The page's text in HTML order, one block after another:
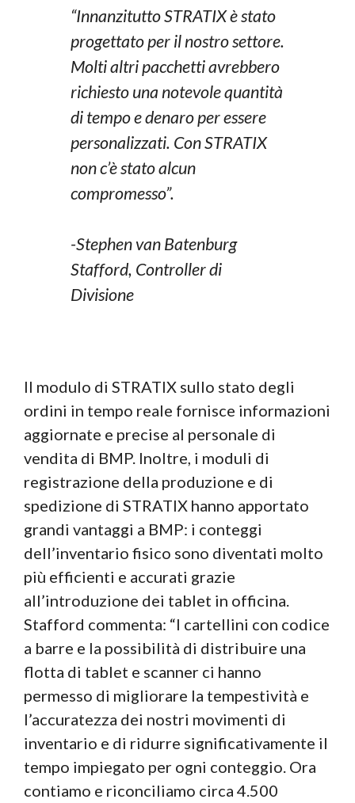
“Innanzitutto STRATIX è stato
progettato per il nostro settore.
Molti altri pacchetti avrebbero
richiesto una notevole quantità
di tempo e denaro per essere
personalizzati. Con STRATIX
non c’è stato alcun
compromesso”.
-Stephen van Batenburg
Stafford, Controller di
Divisione
Il modulo di STRATIX sullo stato degli
ordini in tempo reale fornisce informazioni
aggiornate e precise al personale di
vendita di BMP. Inoltre, i moduli di
registrazione della produzione e di
spedizione di STRATIX hanno apportato
grandi vantaggi a BMP: i conteggi
dell’inventario fisico sono diventati molto
più efficienti e accurati grazie
all’introduzione dei tablet in officina.
Stafford commenta: “I cartellini con codice
a barre e la possibilità di distribuire una
flotta di tablet e scanner ci hanno
permesso di migliorare la tempestività e
l’accuratezza dei nostri movimenti di
inventario e di ridurre significativamente il
tempo impiegato per ogni conteggio. Ora
contiamo e riconciliamo circa 4.500